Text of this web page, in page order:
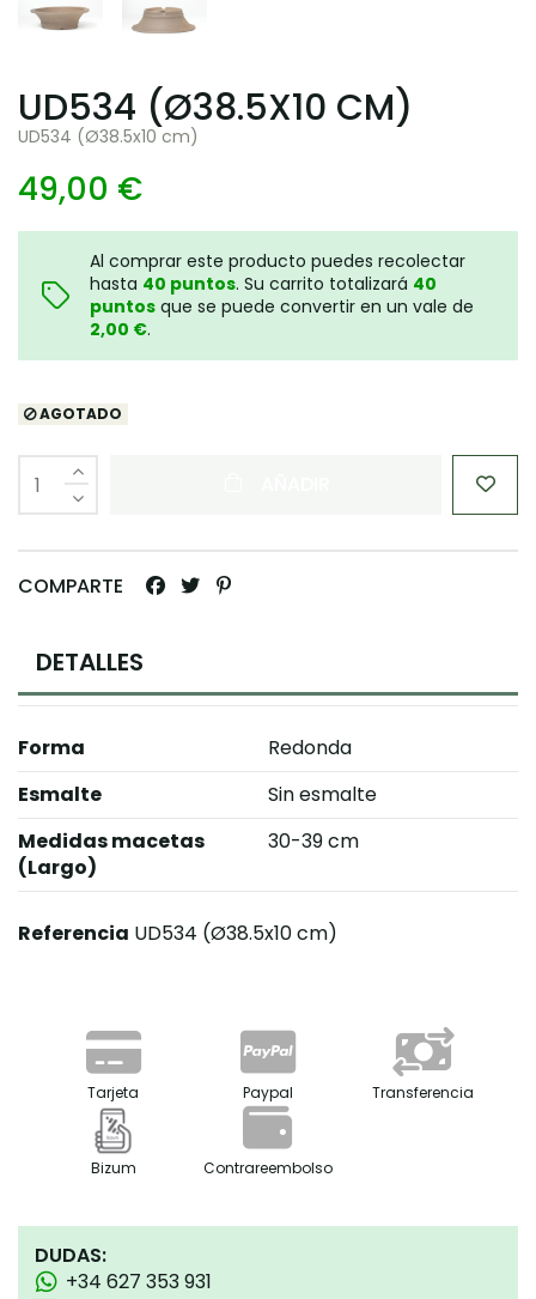
UD534 (Ø38.5X10 CM)
UD534 (Ø38.5x10 cm)
49,00 €
Al comprar este producto puedes recolectar
hasta 40 puntos. Su carrito totalizará 40
puntos que se puede convertir en un vale de
2,00 €.
AGOTADO
COMPARTE
DETALLES
Forma
Redonda
Esmalte
Sin esmalte
Medidas macetas
(Largo)
30-39 cm
Referencia UD534 (Ø38.5x10 cm)
Tarjeta Paypal Transferencia
Bizum Contrareembolso
DUDAS:
+34 627 353 931